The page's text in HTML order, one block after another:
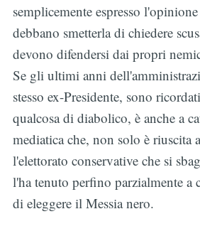
semplicemente espresso
debbano smetterla di chiedere
devono difendersi dai propri
Se gli ultimi anni
stesso ex-Presidente, sono
qualcosa di diabolico, è anche a
mediatica che, non solo è riuscita
l'elettorato conservative che si
l'ha tenuto perfino parzialmente a
di eleggere il Messia nero.